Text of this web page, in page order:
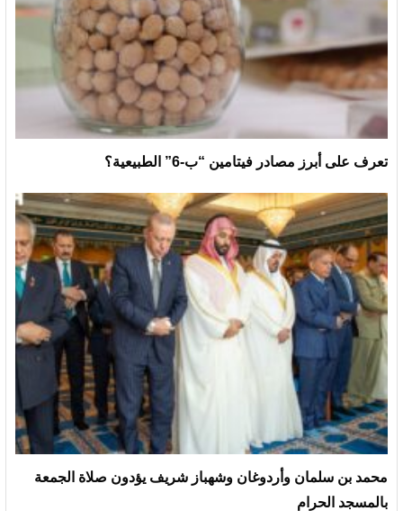
تعرف على أبرز مصادر فيتامين “ب-6” الطبيعية؟
محمد بن سلمان وأردوغان وشهباز شريف يؤدون صلاة الجمعة
بالمسجد الحرام